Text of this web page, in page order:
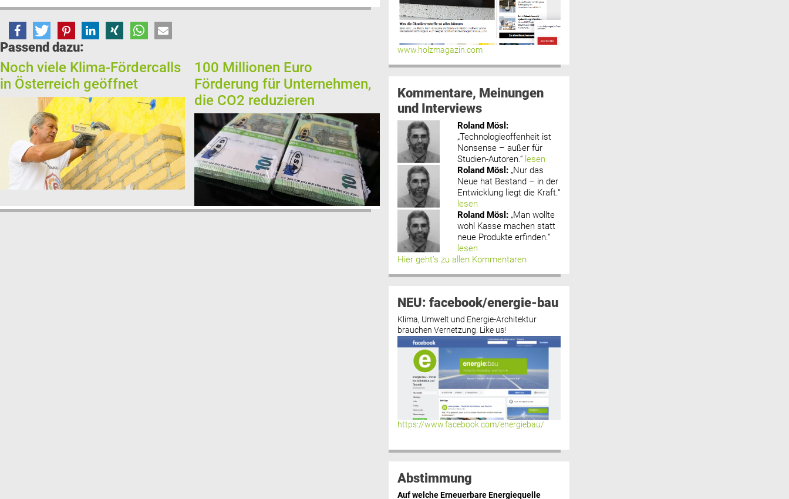
Passend dazu:
Noch viele Klima-Fördercalls
in Österreich geöffnet
100 Millionen Euro
Förderung für Unternehmen,
die CO2 reduzieren
www.holzmagazin.com
Kommentare, Meinungen
und Interviews
Roland Mösl :
„Technologieoffenheit ist
Nonsense – außer für
Studien-Autoren.“ lesen
Roland Mösl : „Nur das
Neue hat Bestand – in der
Entwicklung liegt die Kraft.“
lesen
Roland Mösl : „Man wollte
wohl Kasse machen statt
neue Produkte erfinden.“
lesen
Hier geht’s zu allen Kommentaren
NEU: facebook/energie-bau
Klima, Umwelt und Energie-Architektur
brauchen Vernetzung. Like us!
https://www.facebook.com/energiebau/
Abstimmung
Auf welche Erneuerbare Energiequelle